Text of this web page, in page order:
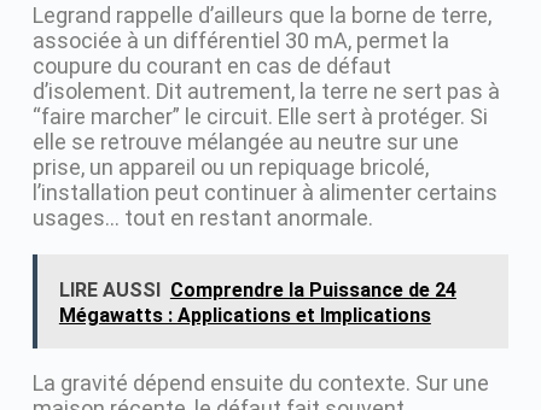
Legrand rappelle d’ailleurs que la borne de terre,
associée à un différentiel 30 mA, permet la
coupure du courant en cas de défaut
d’isolement. Dit autrement, la terre ne sert pas à
“faire marcher” le circuit. Elle sert à protéger. Si
elle se retrouve mélangée au neutre sur une
prise, un appareil ou un repiquage bricolé,
l’installation peut continuer à alimenter certains
usages… tout en restant anormale.
LIRE AUSSI Comprendre la Puissance de 24
Mégawatts : Applications et Implications
La gravité dépend ensuite du contexte. Sur une